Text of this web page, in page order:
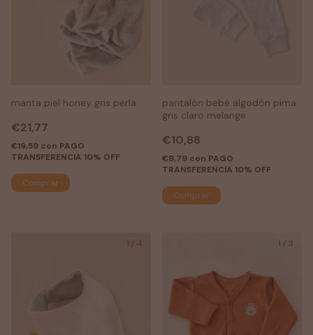
manta piel honey gris perla
€21,77
€19,59 con PAGO
TRANSFERENCIA 10% OFF
pantalón bebé algodón pima
gris claro melange
€10,88
€9,79 con PAGO
TRANSFERENCIA 10% OFF
Comprar
1 / 4 1 / 3